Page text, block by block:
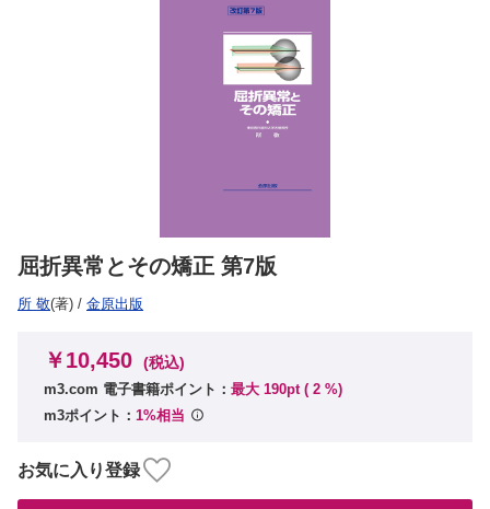
屈折異常とその矯正 第7版
所 敬(著) / 金原出版
￥10,450 (税込)
m3.com 電子書籍ポイント： 最大 190pt ( 2 %)
m3ポイント： 1%相当
お気に入り登録